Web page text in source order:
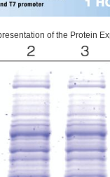
of the Protein